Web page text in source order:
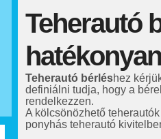
Teherautó
Teherautó bérléshez
definiálni tudja, hogy a
rendelkezzen.
A kölcsönözhető
ponyhás teherautó